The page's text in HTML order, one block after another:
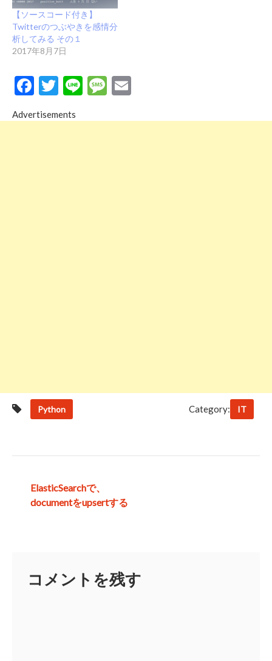
【ソースコード付き】
Twitterのつぶやきを感情分
析してみる その１
2017年8月7日
Facebook
Twitter
LineMessage
Advertisements
Python Category: IT
ElasticSearchで、
documentをupsertする
コメントを残す